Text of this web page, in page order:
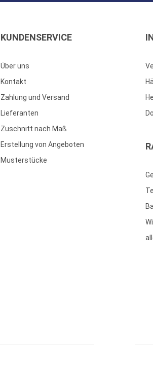
KUNDENSERVICE
Über uns
Kontakt
Zahlung und Versand
Lieferanten
Zuschnitt nach Maß
Erstellung von Angeboten
Musterstücke